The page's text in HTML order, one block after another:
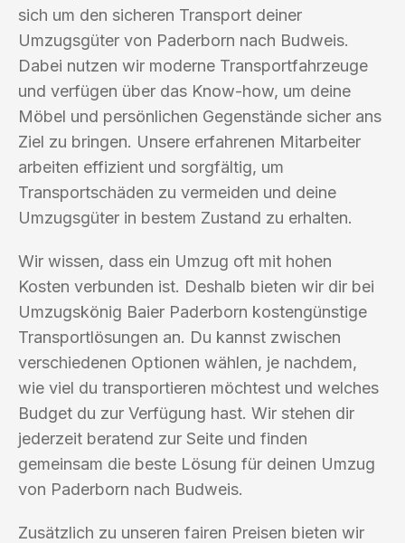
sich um den sicheren Transport deiner
Umzugsgüter von Paderborn nach Budweis.
Dabei nutzen wir moderne Transportfahrzeuge
und verfügen über das Know-how, um deine
Möbel und persönlichen Gegenstände sicher ans
Ziel zu bringen. Unsere erfahrenen Mitarbeiter
arbeiten effizient und sorgfältig, um
Transportschäden zu vermeiden und deine
Umzugsgüter in bestem Zustand zu erhalten.
Wir wissen, dass ein Umzug oft mit hohen
Kosten verbunden ist. Deshalb bieten wir dir bei
Umzugskönig Baier Paderborn kostengünstige
Transportlösungen an. Du kannst zwischen
verschiedenen Optionen wählen, je nachdem,
wie viel du transportieren möchtest und welches
Budget du zur Verfügung hast. Wir stehen dir
jederzeit beratend zur Seite und finden
gemeinsam die beste Lösung für deinen Umzug
von Paderborn nach Budweis.
Zusätzlich zu unseren fairen Preisen bieten wir